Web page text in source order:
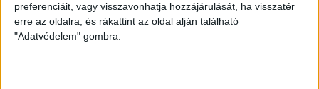
preferenciáit, vagy visszavonhatja hozzájárulását, ha visszatér
erre az oldalra, és rákattint az oldal alján található
"Adatvédelem" gombra.